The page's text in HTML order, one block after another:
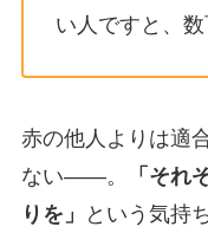
い人ですと、
赤の他人よりは適
ない――。
「それ
りを」
という気持